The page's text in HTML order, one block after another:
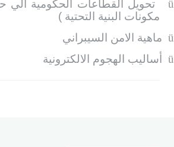
ü
تحويل القطاعات الحكومية الي
مكونات البنية التحتية )
ü ماهية الامن السيبراني
ü
أساليب الهجوم الالكترونية